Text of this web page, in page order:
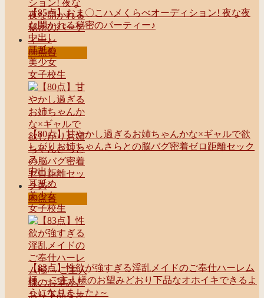
80点台
【85点】おま〇こハメくらべオーディション! 夜な夜
な開かれる秘密のパーティー♪
中出し
耳舐め
美少女
女子校生
80点台
【80点】甘やかし過ぎるお姉ちゃんかな×ギャルで欲
しがりお姉ちゃんさらとの脳バグ密着ゼロ距離セック
ス
中出し
耳舐め
美少女
女子校生
【83点】性欲が強すぎる淫乱メイドのご奉仕ハーレム
極 ～ご主人様のお望みどおり下品なオホイキできるよ
うになりました♪～